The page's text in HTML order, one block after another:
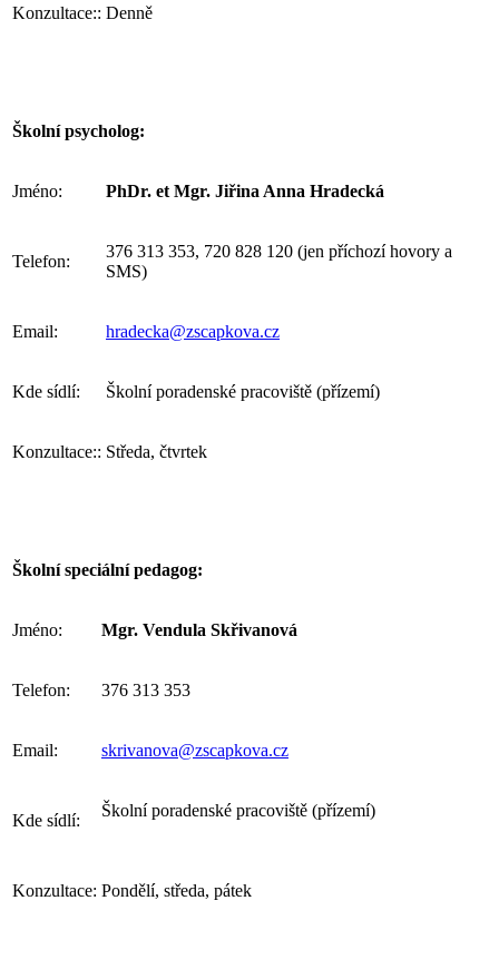
Konzultace:: Denně
Školní psycholog:
Jméno: PhDr. et Mgr. Jiřina Anna Hradecká
Telefon:
376 313 353, 720 828 120 (jen příchozí hovory a
SMS)
Email: hradecka@zscapkova.cz
Kde sídlí: Školní poradenské pracoviště (přízemí)
Konzultace:: Středa, čtvrtek
Školní speciální pedagog:
Jméno: Mgr. Vendula Skřivanová
Telefon: 376 313 353
Email: skrivanova@zscapkova.cz
Kde sídlí:
Školní poradenské pracoviště (přízemí)
Konzultace: Pondělí, středa, pátek